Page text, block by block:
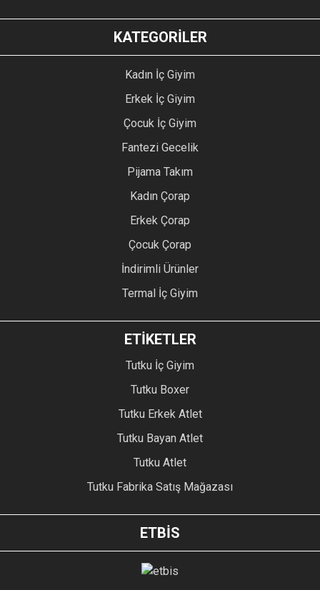
KATEGORİLER
Kadın İç Giyim
Erkek İç Giyim
Çocuk İç Giyim
Fantezi Gecelik
Pijama Takım
Kadın Çorap
Erkek Çorap
Çocuk Çorap
İndirimli Ürünler
Termal İç Giyim
ETİKETLER
Tutku İç Giyim
Tutku Boxer
Tutku Erkek Atlet
Tutku Bayan Atlet
Tutku Atlet
Tutku Fabrika Satış Mağazası
ETBİS